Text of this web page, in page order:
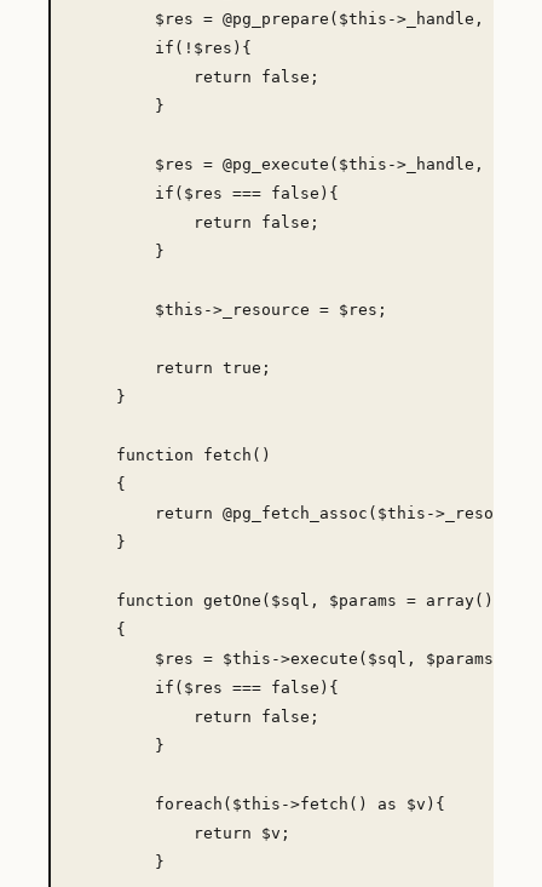
$res = @pg_prepare($this->_handle, '',
        if(!$res){
            return false;
        }
$res = @pg_execute($this->_handle, '',
        if($res === false){
            return false;
        }
        $this->_resource = $res;
        return true;
    }
    function fetch()
    {
return @pg_fetch_assoc($this-
    }
    function getOne($sql, $params = array())
    {
        $res = $this->execute($sql, $params);
        if($res === false){
            return false;
        }
        foreach($this->fetch() as $v){
            return $v;
        }